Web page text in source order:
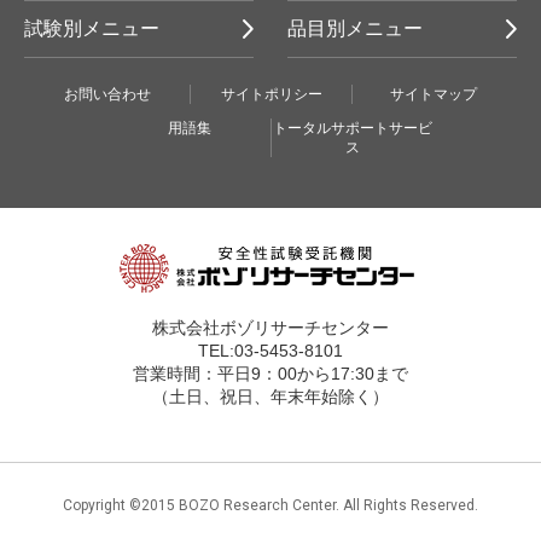
試験別メニュー 品目別メニュー
お問い合わせ サイトポリシー
サイトマップ
用語集
トータルサポートサービ
ス
株式会社ボゾリサーチセンター
TEL:03-5453-8101
営業時間：平日9：00から17:30まで
（土日、祝日、年末年始除く）
Copyright ©2015 BOZO Research Center. All Rights Reserved.